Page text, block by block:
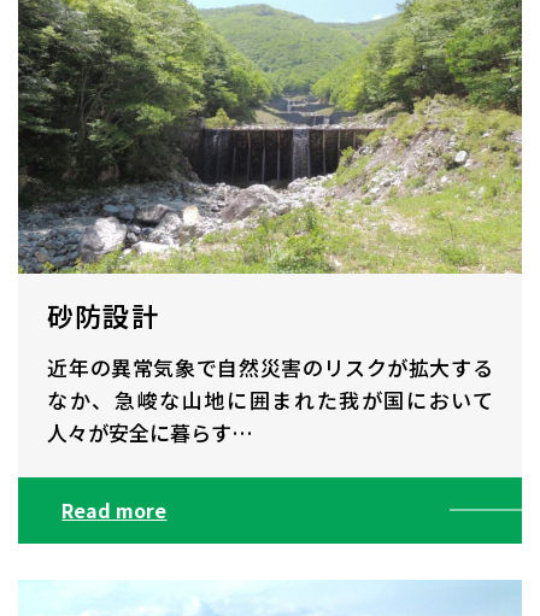
砂防設計
近年の異常気象で自然災害のリスクが拡大する
なか、急峻な山地に囲まれた我が国において
人々が安全に暮らす…
Read more